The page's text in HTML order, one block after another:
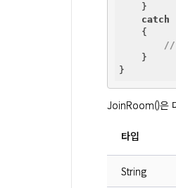
    }
catch
    {
//
    }
JoinRoom()은
타입
String